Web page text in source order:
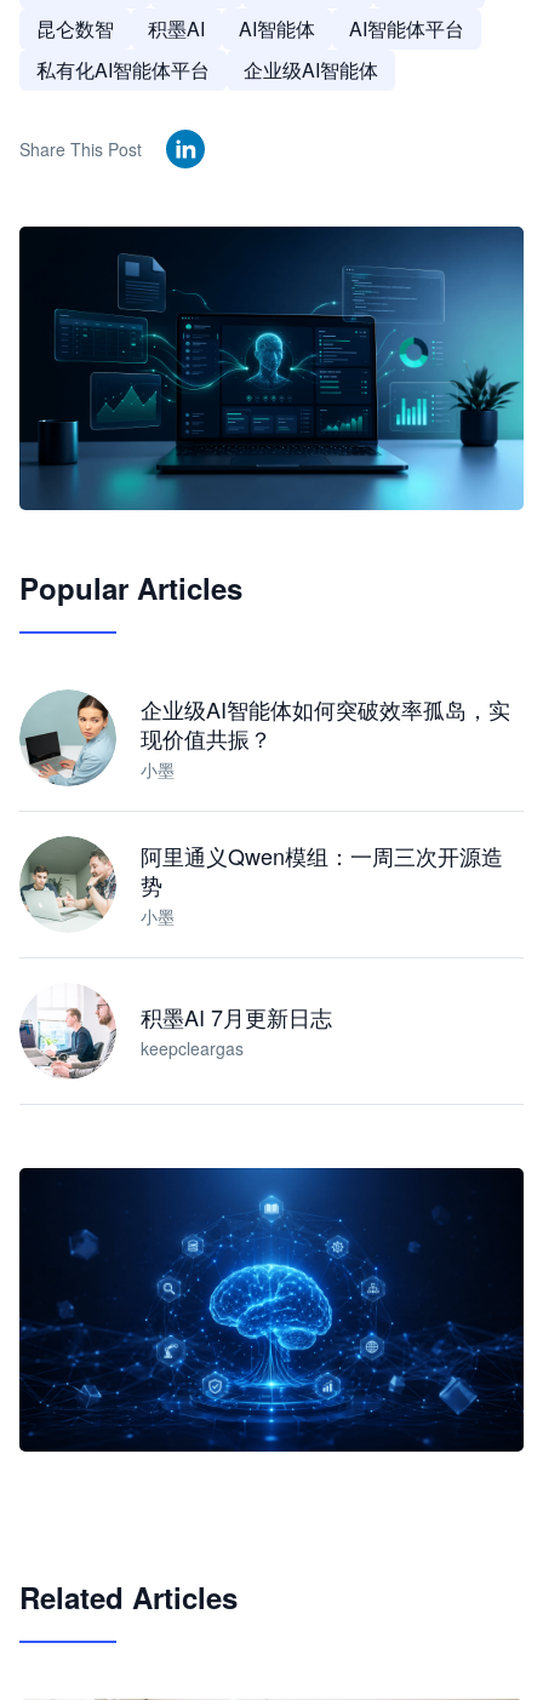
昆仑数智
积墨AI AI智能体
AI智能体平台
私有化AI智能体平台
企业级AI智能体
Share This Post
JimoClaw 桌面 AI Agent 工作台
Popular Articles
企业级AI智能体如何突破效率孤岛，实
现价值共振？
小墨
阿里通义Qwen模组：一周三次开源造
势
小墨
积墨AI 7月更新日志
keepcleargas
Related Articles